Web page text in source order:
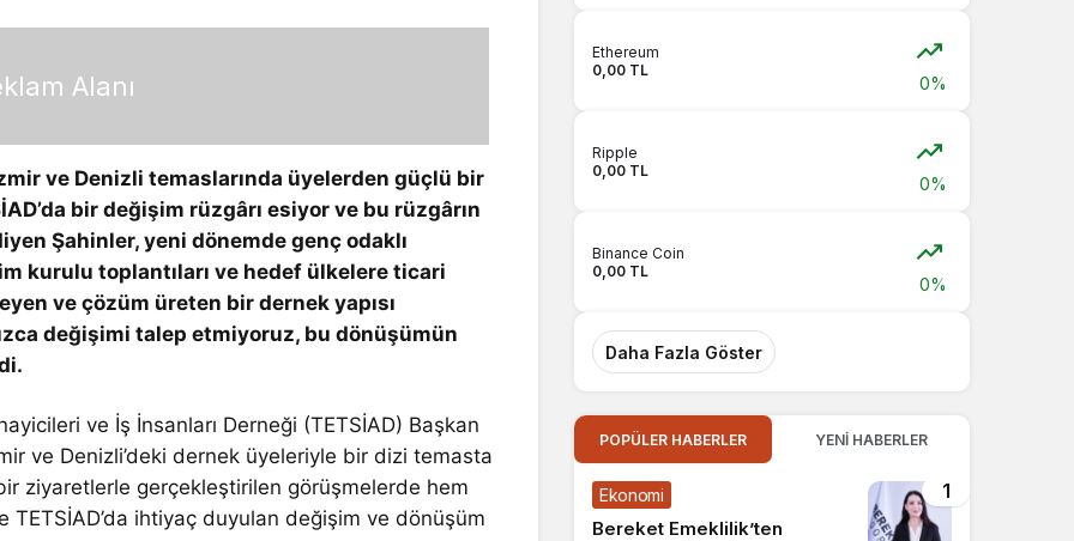
Alanı
ve Denizli temaslarında üyelerden güçlü bir
bir değişim rüzgârı esiyor ve bu rüzgârın
Şahinler, yeni dönemde genç odaklı
kurulu toplantıları ve hedef ülkelere ticari
ve çözüm üreten bir dernek yapısı
değişimi talep etmiyoruz, bu dönüşümün
ve İş İnsanları Derneği (TETSİAD) Başkan
ve Denizli’deki dernek üyeleriyle bir dizi temasta
ziyaretlerle gerçekleştirilen görüşmelerde hem
TETSİAD’da ihtiyaç duyulan değişim ve dönüşüm
Ethereum
0,00 TL
0%
Ripple
0,00 TL
0%
Binance Coin
0,00 TL
0%
Daha Fazla Göster
POPÜLER HABERLER YENI HABERLER
1
Ekonomi
Bereket Emeklilik’ten